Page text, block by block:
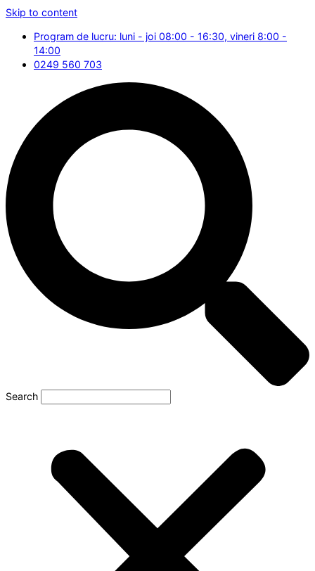
Skip to content
Program de lucru: luni - joi 08:00 - 16:30, vineri 8:00 -
14:00
0249 560 703
Search